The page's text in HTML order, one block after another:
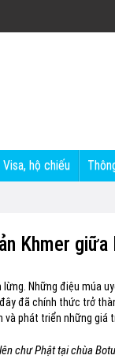
Visa, hộ chiếu
Khmer giữa
Những điệu múa
đã chính thức trở
phát triển những giá
chư Phật tại chùa